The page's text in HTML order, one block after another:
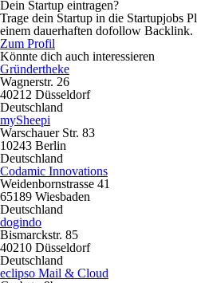
Dein Startup eintragen?
Trage dein Startup in die Startupjobs
einem dauerhaften dofollow Backlink.
Zum Profil
Könnte dich auch interessieren
Gründertheke
Wagnerstr. 26
40212 Düsseldorf
Deutschland
mySheepi
Warschauer Str. 83
10243 Berlin
Deutschland
Codamic Innovations
Weidenbornstrasse 41
65189 Wiesbaden
Deutschland
dogindo
Bismarckstr. 85
40210 Düsseldorf
Deutschland
eclipso Mail & Cloud